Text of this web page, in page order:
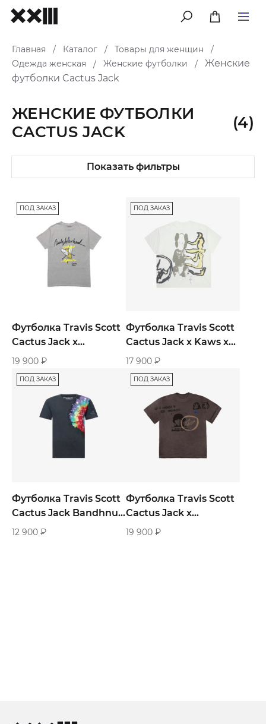
меню
Главная / Каталог / Товары для женщин
/
Одежда женская
/ Женские футболки /
Женские
футболки Cactus Jack
ЖЕНСКИЕ ФУТБОЛКИ
CACTUS JACK
(4)
Показать фильтры
ПОД ЗАКАЗ
Футболка Travis Scott
Cactus Jack x
NEIGHBORHOOD
19 900 ₽
ПОД ЗАКАЗ
Футболка Travis Scott
Cactus Jack х Kaws х
Fragment Tee «Aged
17 900 ₽
ПОД ЗАКАЗ
Футболка Travis Scott
Cactus Jack Bandhnu
Printing «Tee Blue»
12 900 ₽
ПОД ЗАКАЗ
Футболка Travis Scott
Cactus Jack х
Fragment Hiroshi Tee
19 900 ₽